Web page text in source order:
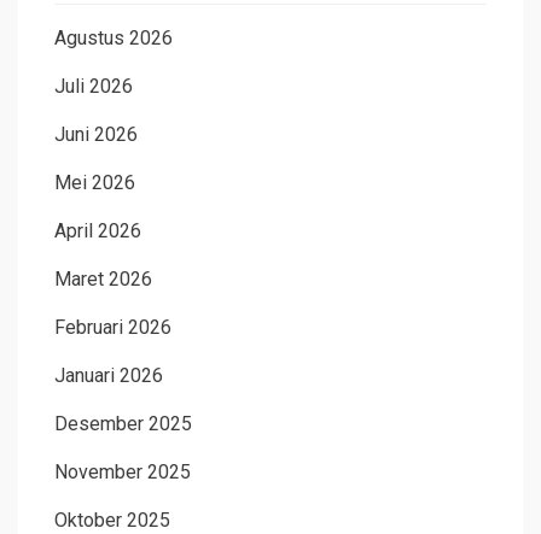
Agustus 2026
Juli 2026
Juni 2026
Mei 2026
April 2026
Maret 2026
Februari 2026
Januari 2026
Desember 2025
November 2025
Oktober 2025